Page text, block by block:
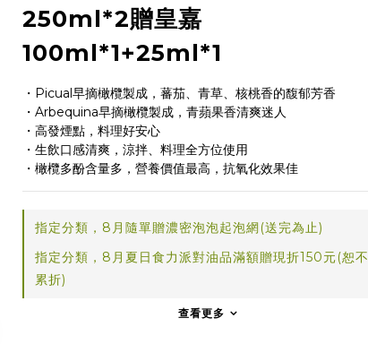
250ml*2贈皇嘉
100ml*1+25ml*1
・Picual早摘橄欖製成，蕃茄、青草、核桃香的馥郁芳香
・Arbequina早摘橄欖製成，青蘋果香清爽迷人
・高發煙點，料理好安心
・生飲口感清爽，涼拌、料理全方位使用
・橄欖多酚含量多，營養價值最高，抗氧化效果佳
指定分類，8月隨單贈濃密泡泡起泡網(送完為止)
指定分類，8月夏日食力派對油品滿額贈現折150元(恕不
累折)
查看更多